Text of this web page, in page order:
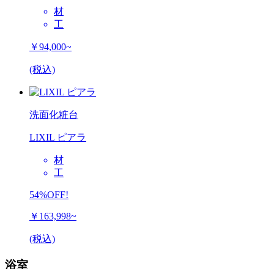
材
工
￥94,000~
(税込)
洗面化粧台
LIXIL ピアラ
材
工
54%OFF!
￥163,998~
(税込)
浴室